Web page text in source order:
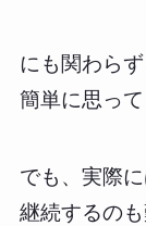
にも関わら
簡単に思っ
でも、実際
継続するのも